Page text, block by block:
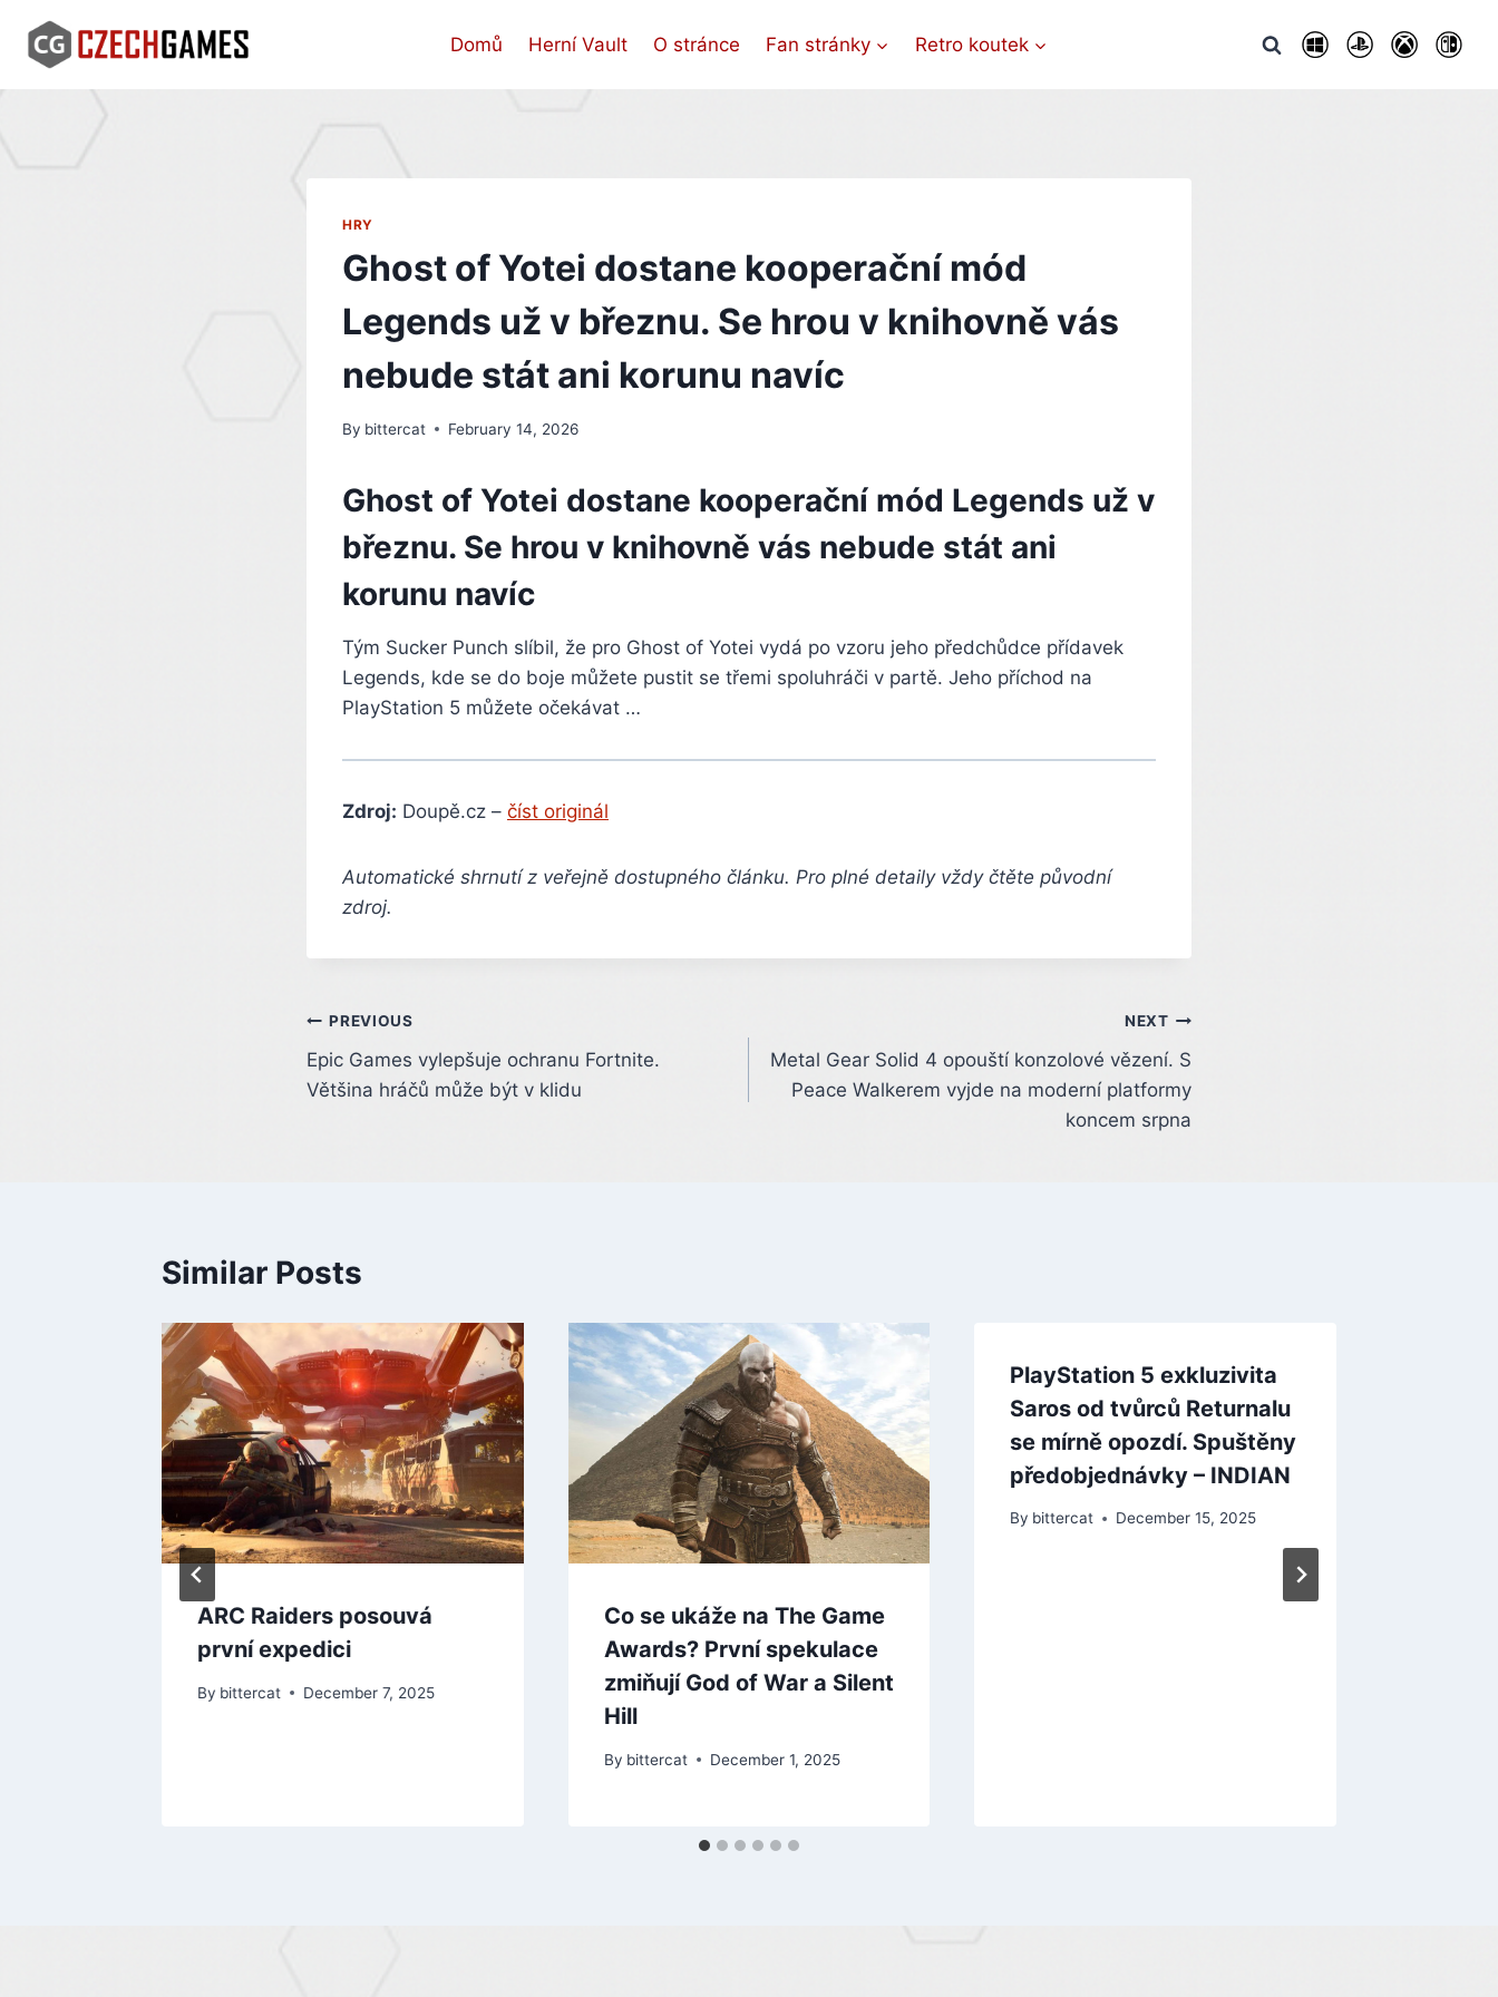
content
Domů Herní Vault O stránce Fan stránky Retro koutek
HRY
Ghost of Yotei dostane kooperační mód
Legends už v březnu. Se hrou v knihovně vás
nebude stát ani korunu navíc
By bittercat February 14, 2026
Ghost of Yotei dostane kooperační mód Legends už v
březnu. Se hrou v knihovně vás nebude stát ani
korunu navíc
Tým Sucker Punch slíbil, že pro Ghost of Yotei vydá po vzoru jeho předchůdce přídavek
Legends, kde se do boje můžete pustit se třemi spoluhráči v partě. Jeho příchod na
PlayStation 5 můžete očekávat …
Zdroj: Doupě.cz – číst originál
Automatické shrnutí z veřejně dostupného článku. Pro plné detaily vždy čtěte původní
zdroj.
Post
navigation
PREVIOUS
Epic Games vylepšuje ochranu Fortnite.
Většina hráčů může být v klidu
NEXT
Metal Gear Solid 4 opouští konzolové vězení. S
Peace Walkerem vyjde na moderní platformy
koncem srpna
Similar Posts
ARC Raiders posouvá
první expedici
By bittercat December 7, 2025
Co se ukáže na The Game
Awards? První spekulace
zmiňují God of War a Silent
Hill
By bittercat December 1, 2025
PlayStation 5 exkluzivita
Saros od tvůrců Returnalu
se mírně opozdí. Spuštěny
předobjednávky – INDIAN
By bittercat December 15, 2025